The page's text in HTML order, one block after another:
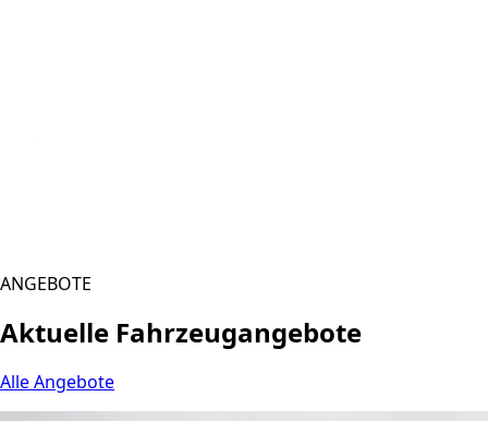
ANGEBOTE
Aktuelle Fahrzeugangebote
Alle Angebote